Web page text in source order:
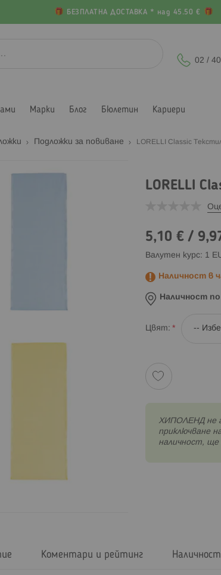
БЕЗПЛАТНА ДОСТАВКА * над 45.50 €
02 /
Марки Блог Бюлетин Кариери
Подложки за повиване LORELLI Classic
LORELLI
5,10 €/
Валутен курс: 1
Наличност в
Наличност
Цвят
XИПОЛЕНД не
приключване
наличност, ще
Коментари и рейтинг